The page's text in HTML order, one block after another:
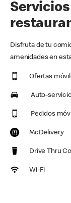
Disfruta de tu
amenidades en
Ofertas
Auto-
Pedidos
McDelivery
Drive Thru
Wi-Fi